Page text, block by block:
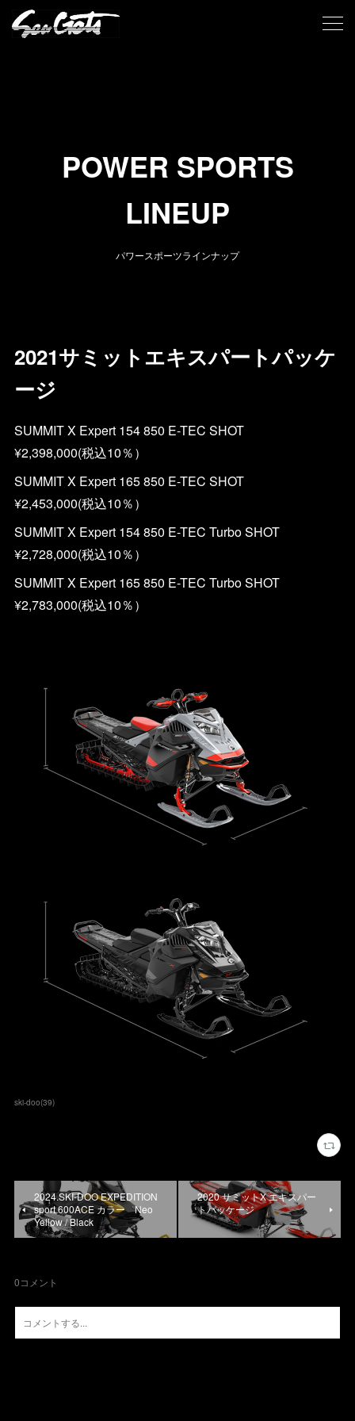
POWER SPORTS
LINEUP
パワースポーツラインナップ
2021サミットエキスパートパッケ
ージ
SUMMIT X Expert 154 850 E-TEC SHOT
¥2,398,000(税込10％）
SUMMIT X Expert 165 850 E-TEC SHOT
¥2,453,000(税込10％）
SUMMIT X Expert 154 850 E-TEC Turbo SHOT
¥2,728,000(税込10％）
SUMMIT X Expert 165 850 E-TEC Turbo SHOT
¥2,783,000(税込10％）
ski-doo(39)
2024.SKI-DOO EXPEDITION
sport 600ACE カラー Neo
Yellow / Black
2020 サミットX エキスパー
トパッケージ
0コメント